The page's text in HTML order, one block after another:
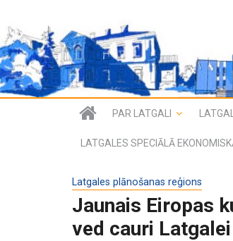
PAR LATGALI
LATGALES SPECIĀLĀ
Latgales plānošanas reģions
Jaunais Eiropas
ved cauri Latgalei